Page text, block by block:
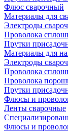
Флюс сварочный
Материалы для
Электроды
Проволока
Прутки
Материалы для
Электроды
Проволока
Проволока
Прутки
Флюсы и
Ленты сварочные
Флюсы и